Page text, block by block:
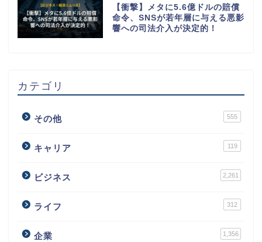
【衝撃】メタに5.6億ドルの賠償
命令、SNSが若年層に与える悪影
響への司法介入が決定的！
カテゴリ
その他 555
キャリア 119
ビジネス 2,261
ライフ 312
企業 1,356